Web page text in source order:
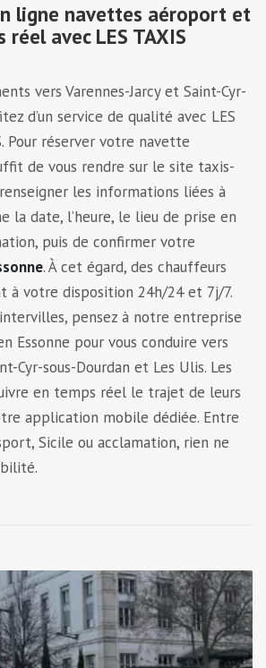
ligne navettes aéroport et
avec LES TAXIS
vers Varennes-Jarcy et Saint-Cyr-
d’un service de qualité avec LES
Pour réserver votre navette
de vous rendre sur le site taxis-
les informations liées à
la date, l’heure, le lieu de prise en
puis de confirmer votre
. À cet égard, des chauffeurs
à votre disposition 24h/24 et 7j/7.
pensez à notre entreprise
Essonne pour vous conduire vers
Cyr-sous-Dourdan et Les Ulis. Les
en temps réel le trajet de leurs
application mobile dédiée. Entre
Sicile ou acclamation, rien ne